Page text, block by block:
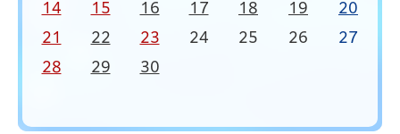
14 15 16 17 18 19 20
21 22 23 24 25 26 27
28 29 30